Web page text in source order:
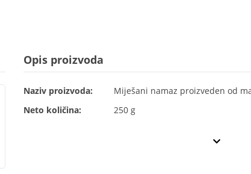
Opis proizvoda
Naziv proizvoda:
Miješani namaz proizveden od
Neto količina:
250 g